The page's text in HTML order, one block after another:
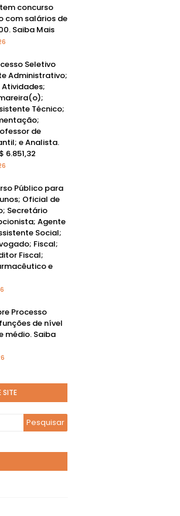
tem concurso
com salários de
Saiba Mais
Seletivo
Administrativo;
Técnico;
de
e Analista.
6.851,32
Público para
Oficial de
Secretário
Agente
Social;
Fiscal;
Fiscal;
e
Processo
de nível
médio. Saiba
SITE